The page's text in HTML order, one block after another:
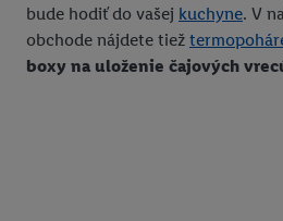
bude hodiť do vašej kuchyne. V
obchode nájdete tiež
boxy na uloženie čajových